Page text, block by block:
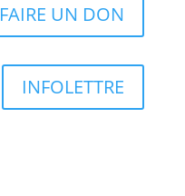
FAIRE UN DON
INFOLETTRE